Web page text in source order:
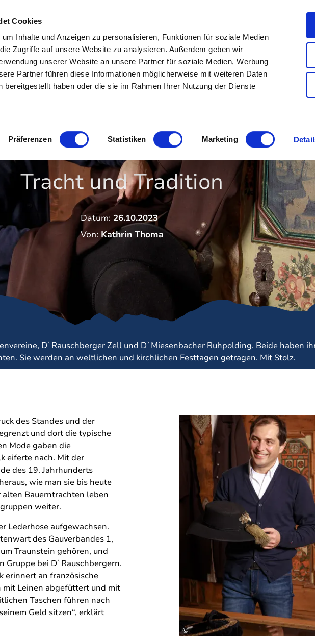
Cookies
Inhalte und Anzeigen zu personalisieren, Funktionen für soziale Medien
Zugriffe auf unsere Website zu analysieren. Außerdem geben wir
unserer Website an unsere Partner für soziale Medien, Werbung
Partner führen diese Informationen möglicherweise mit weiteren Daten
bereitgestellt haben oder die sie im Rahmen Ihrer Nutzung der Dienste
Präferenzen Statistiken Marketing
In & um Ruhpolding
Freizeiteinrichtungen
Museen & Sinnstifterorte
Ausflugsziele in der
Luftkurort Ruhpolding
O'Kema Magazin
Aktivitäten
Wandern
Bergbahnen
Almen
Sommerfreuden
Winterfreuden
Wenn’s mal regnet
Veranstaltungen
Veranstaltungskalender
Jahreshighlights
Traditionsveranstaltungen
Für Familien
Zweites Ruhpoldinger Dirndl
Fliang
Route66 & ADAC Classic Area
Naturkraft Experience 2026
Biathlon Weltcup
Urlaub buchen
Unterkunftsuche
Urlaub mit Hund
Gruppenreisen
Barrierefrei reisen
Startseite In & um Ruhpolding O'Kema Magazin
Tracht und Tradition
Datum: 26.10.2023
Von: Kathrin Thoma
D`Rauschberger Zell und D`Miesenbacher Ruhpolding. Beide haben
Sie werden an weltlichen und kirchlichen Festtagen getragen. Mit Stolz.
des Standes und der
und dort die typische
Mode gaben die
eiferte nach. Mit der
des 19. Jahrhunderts
wie man sie bis heute
Bauerntrachten leben
weiter.
Lederhose aufgewachsen.
des Gauverbandes 1,
Traunstein gehören, und
Gruppe bei D`Rauschbergern.
erinnert an französische
mit Leinen abgefüttert und mit
Taschen führen nach
Geld sitzen“, erklärt
©